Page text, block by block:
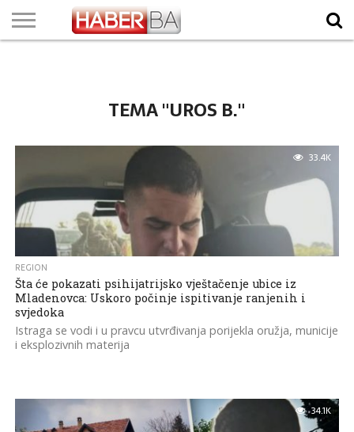
TEMA "UROS B."
33.4K
REGION
Šta će pokazati psihijatrijsko vještačenje ubice iz
Mladenovca: Uskoro počinje ispitivanje ranjenih i
svjedoka
Istraga se vodi i u pravcu utvrđivanja porijekla oružja, municije
i eksplozivnih materija
34.1K